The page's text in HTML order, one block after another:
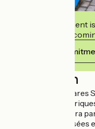
This establishment
commits to
View its
Description
À proximité des gares
monuments
budget vous séduira
chambres climatisées